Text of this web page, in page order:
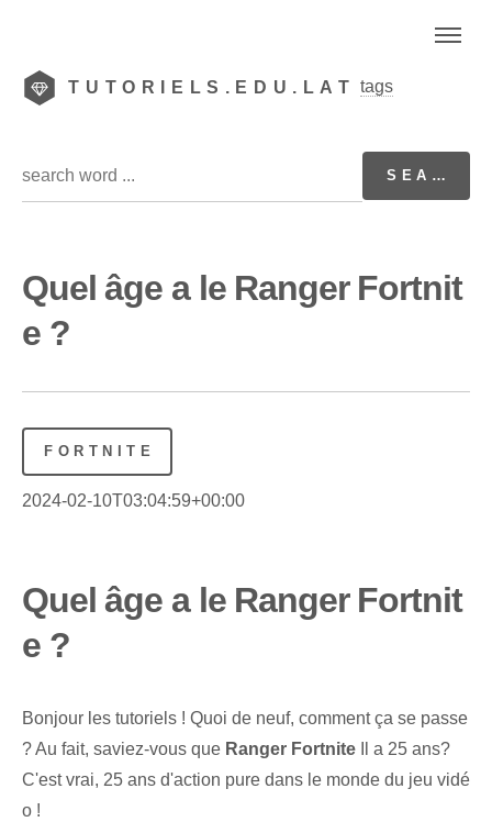
TUTORIELS.EDU.LAT tags
Quel âge a le Ranger Fortnit
e ?
FORTNITE
2024-02-10T03:04:59+00:00
Quel âge a le Ranger Fortnit
e ?
Bonjour les tutoriels ! Quoi de neuf, comment ça se passe
? Au fait, saviez-vous que Ranger Fortnite Il a 25 ans? ⁤
C'est vrai, 25 ans d'action pure dans le monde du jeu vidé
o !